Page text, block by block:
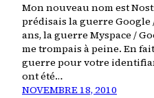
Mon nouveau nom est
prédisais la guerre Google
ans, la guerre Myspace /
me trompais à peine. En
guerre pour votre
ont été…
NOVEMBRE 18, 2010